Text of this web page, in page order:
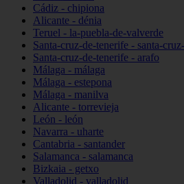
Cádiz - chipiona
Alicante - dénia
Teruel - la-puebla-de-valverde
Santa-cruz-de-tenerife - santa-
Santa-cruz-de-tenerife - arafo
Málaga - málaga
Málaga - estepona
Málaga - manilva
Alicante - torrevieja
León - león
Navarra - uharte
Cantabria - santander
Salamanca - salamanca
Bizkaia - getxo
Valladolid - valladolid